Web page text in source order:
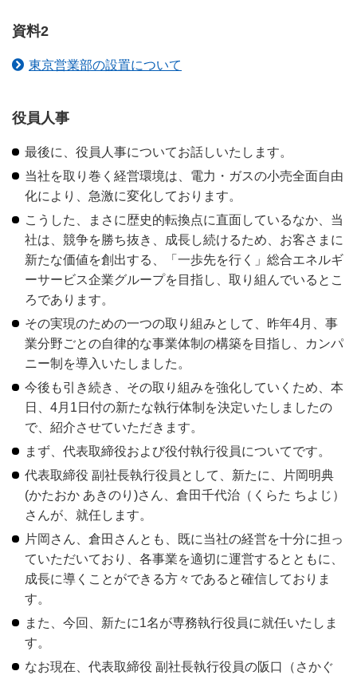
資料2
東京営業部の設置について
役員人事
最後に、役員人事についてお話しいたします。
当社を取り巻く経営環境は、電力・ガスの小売全面自由
化により、急激に変化しております。
こうした、まさに歴史的転換点に直面しているなか、当
社は、競争を勝ち抜き、成長し続けるため、お客さまに
新たな価値を創出する、「一歩先を行く」総合エネルギ
ーサービス企業グループを目指し、取り組んでいるとこ
ろであります。
その実現のための一つの取り組みとして、昨年4月、事
業分野ごとの自律的な事業体制の構築を目指し、カンパ
ニー制を導入いたしました。
今後も引き続き、その取り組みを強化していくため、本
日、4月1日付の新たな執行体制を決定いたしましたの
で、紹介させていただきます。
まず、代表取締役および役付執行役員についてです。
代表取締役 副社長執行役員として、新たに、片岡明典
(かたおか あきのり)さん、倉田千代治（くらた ちよじ）
さんが、就任します。
片岡さん、倉田さんとも、既に当社の経営を十分に担っ
ていただいており、各事業を適切に運営するとともに、
成長に導くことができる方々であると確信しておりま
す。
また、今回、新たに1名が専務執行役員に就任いたしま
す。
なお現在、代表取締役 副社長執行役員の阪口（さかぐ